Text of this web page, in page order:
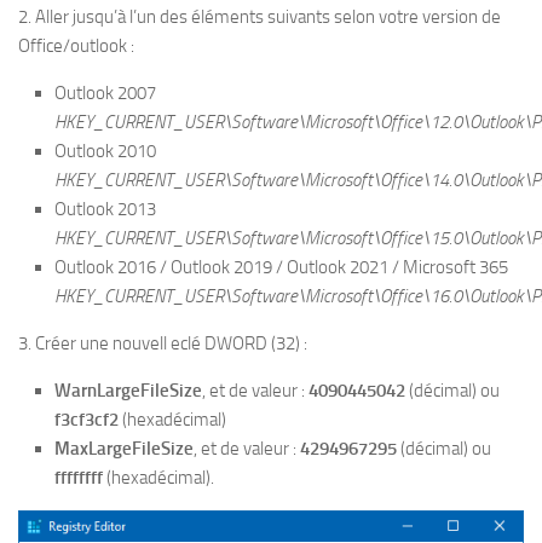
2. Aller jusqu’à l’un des éléments suivants selon votre version de
Office/outlook :
Outlook 2007
Outlook 2010
Outlook 2013
Outlook 2016 / Outlook 2019 / Outlook 2021 / Microsoft 365
3. Créer une nouvell eclé DWORD (32) :
WarnLargeFileSize, et de valeur : 4090445042(décimal) ou
f3cf3cf2(hexadécimal)
MaxLargeFileSize, et de valeur : 4294967295(décimal) ou
ffffffff(hexadécimal).